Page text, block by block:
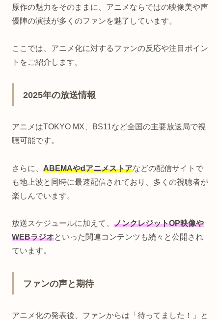
原作の魅力をそのままに、アニメならではの映像美や声
優陣の演技が多くのファンを魅了しています。
ここでは、アニメ化に対するファンの反応や注目ポイン
トをご紹介します。
2025年の放送情報
アニメはTOKYO MX、BS11など全国の主要放送局で視
聴可能です。
さらに、 ABEMAやdアニメストアなどの配信サイトで
も地上波と同時に最速配信されており、多くの視聴者が
楽しんでいます。
放送スケジュールに加えて、 ノンクレジットOP映像や
WEBラジオといった関連コンテンツも続々と公開され
ています。
ファンの声と期待
アニメ化の発表後、ファンからは「待ってました！」と